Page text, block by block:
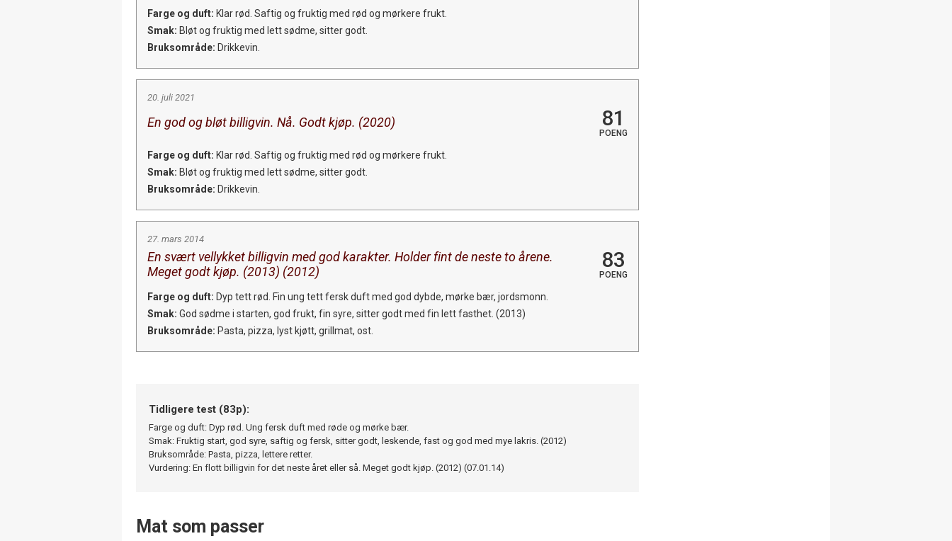
Farge og duft: Klar rød. Saftig og fruktig med rød og mørkere frukt.
Smak: Bløt og fruktig med lett sødme, sitter godt.
Bruksområde: Drikkevin.
20. juli 2021
En god og bløt billigvin. Nå. Godt kjøp. (2020) 81
POENG
Farge og duft: Klar rød. Saftig og fruktig med rød og mørkere frukt.
Smak: Bløt og fruktig med lett sødme, sitter godt.
Bruksområde: Drikkevin.
27. mars 2014
En svært vellykket billigvin med god karakter. Holder fint de neste to årene.
Meget godt kjøp. (2013) (2012)
83
POENG
Farge og duft: Dyp tett rød. Fin ung tett fersk duft med god dybde, mørke bær, jordsmonn.
Smak: God sødme i starten, god frukt, fin syre, sitter godt med fin lett fasthet. (2013)
Bruksområde: Pasta, pizza, lyst kjøtt, grillmat, ost.
Tidligere test (83p):
Farge og duft: Dyp rød. Ung fersk duft med røde og mørke bær.
Smak: Fruktig start, god syre, saftig og fersk, sitter godt, leskende, fast og god med mye lakris. (2012)
Bruksområde: Pasta, pizza, lettere retter.
Vurdering: En flott billigvin for det neste året eller så. Meget godt kjøp. (2012) (07.01.14)
Mat som passer